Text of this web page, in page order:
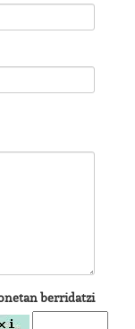
berridatzi